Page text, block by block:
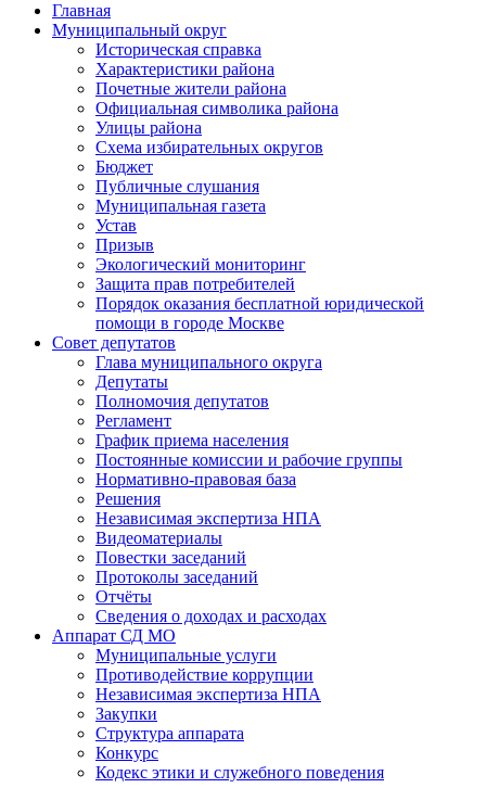
Главная
Муниципальный округ
Историческая справка
Характеристики района
Почетные жители района
Официальная символика района
Улицы района
Схема избирательных округов
Бюджет
Публичные слушания
Муниципальная газета
Устав
Призыв
Экологический мониторинг
Защита прав потребителей
Порядок оказания бесплатной юридической
помощи в городе Москве
Совет депутатов
Глава муниципального округа
Депутаты
Полномочия депутатов
Регламент
График приема населения
Постоянные комиссии и рабочие группы
Нормативно-правовая база
Решения
Независимая экспертиза НПА
Видеоматериалы
Повестки заседаний
Протоколы заседаний
Отчёты
Сведения о доходах и расходах
Аппарат СД МО
Муниципальные услуги
Противодействие коррупции
Независимая экспертиза НПА
Закупки
Структура аппарата
Конкурс
Кодекс этики и служебного поведения